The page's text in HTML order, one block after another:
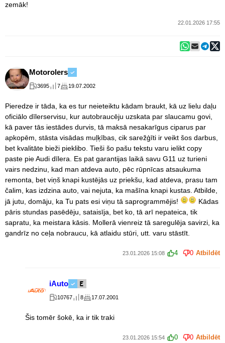
zemāk!
22.01.2026 17:55
Motorolers
3695 7 19.07.2002
Pieredze ir tāda, ka es tur neieteiktu kādam braukt, kā uz lielu daļu
oficiālo dīlerservisu, kur autobraucēju uzskata par slaucamu govi,
kā paver tās iestādes durvis, tā maksā nesakarīgus ciparus par
apkopēm, stāsta visādas muļķības, cik sarežģīti ir veikt šos darbus,
bet kvalitāte bieži pieklibo. Tieši šo pašu tekstu varu ielikt copy
paste pie Audi dīlera. Es pat garantijas laikā savu G11 uz turieni
vairs nedzinu, kad man atdeva auto, pēc rūpnīcas atsaukuma
remonta, bet viņš knapi kustējās uz priekšu, kad atdeva, prasu tam
čalim, kas izdzina auto, vai nejuta, ka mašīna knapi kustas. Atbilde,
jā jutu, domāju, ka Tu pats esi viņu tā saprogrammējis!
Kādas
pāris stundas pasēdēju, sataisīja, bet ko, tā arī nepateica, tik
sapratu, ka meistara kāsis. Mollerā vienreiz tā saregulēja savirzi, ka
gandrīz no ceļa nobraucu, kā atlaidu stūri, utt. varu stāstīt.
23.01.2026 15:08 4 0 Atbildēt
iAuto
10767 8 17.07.2001
Šis tomēr šokē, ka ir tik traki
23.01.2026 15:54 0 0 Atbildēt